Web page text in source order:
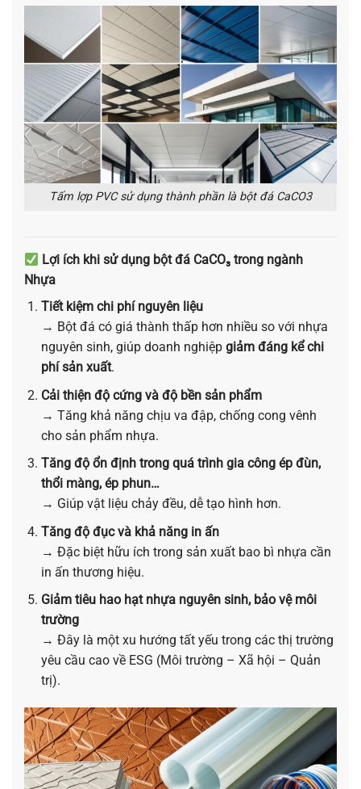
Tấm lợp PVC sử dụng thành phần là bột đá CaCO3
Lợi ích khi sử dụng bột đá CaCO₃ trong ngành
Nhựa
Tiết kiệm chi phí nguyên liệu
→ Bột đá có giá thành thấp hơn nhiều so với nhựa
nguyên sinh, giúp doanh nghiệp giảm đáng kể chi
phí sản xuất.
Cải thiện độ cứng và độ bền sản phẩm
→ Tăng khả năng chịu va đập, chống cong vênh
cho sản phẩm nhựa.
Tăng độ ổn định trong quá trình gia công ép đùn,
thổi màng, ép phun…
→ Giúp vật liệu chảy đều, dễ tạo hình hơn.
Tăng độ đục và khả năng in ấn
→ Đặc biệt hữu ích trong sản xuất bao bì nhựa cần
in ấn thương hiệu.
Giảm tiêu hao hạt nhựa nguyên sinh, bảo vệ môi
trường
→ Đây là một xu hướng tất yếu trong các thị trường
yêu cầu cao về ESG (Môi trường – Xã hội – Quản
trị).